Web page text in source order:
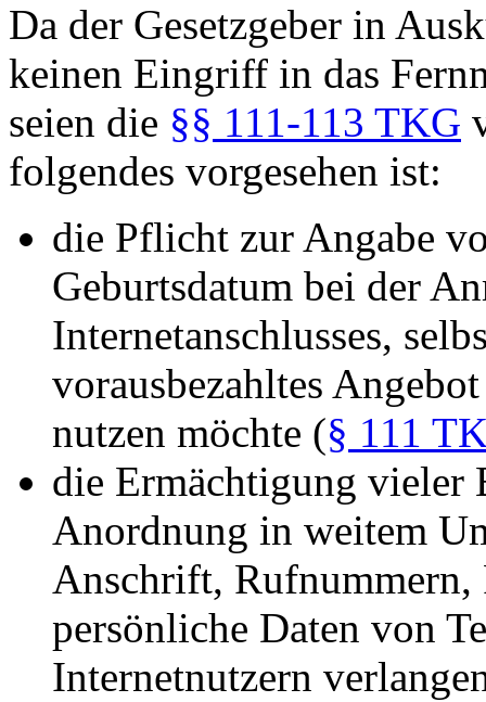
Da der Gesetzgeber in
keinen Eingriff in das
seien die §§ 111-113 TKG
folgendes vorgesehen ist:
die Pflicht zur Angabe
Geburtsdatum bei der
Internetanschlusses,
vorausbezahltes
nutzen möchte (§ 111
die Ermächtigung vieler
Anordnung in weitem
Anschrift, Rufnummern,
persönliche Daten von
Internetnutzern